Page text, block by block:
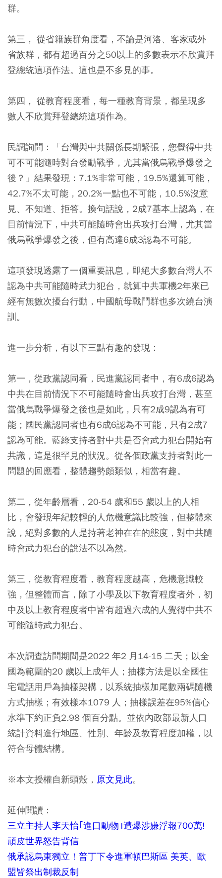
群。
第三， 從省籍族群角度看，不論是河洛、客家或外
省族群，都有超過百分之50以上的多數表示不欣賞拜
登總統這項作法。這也是不多見的事。
第四， 從教育程度看，每一種教育背景，都呈現多
數人不欣賞拜登總統這項作為。
民調詢問：「台灣與中共關係長期緊張，您覺得中共
可不可能隨時對台發動戰爭，尤其當俄烏戰爭爆發之
後？」結果發現：7.1%非常可能，19.5%還算可能，
42.7%不太可能，20.2%一點也不可能，10.5%沒意
見、不知道、拒答。換句話說，2成7基本上認為，在
目前情況下，中共可能隨時會出兵攻打台灣，尤其當
俄烏戰爭爆發之後，但有高達6成3認為不可能。
這項發現透露了一個重要訊息，即絕大多數台灣人不
認為中共可能隨時武力犯台，就算中共軍機2年來已
經有無數次擾台行動，中國航母戰鬥群也多次繞台演
訓。
進一步分析，有以下三點有趣的發現：
第一，從政黨認同看，民進黨認同者中，有6成6認為
中共在目前情況下不可能隨時會出兵攻打台灣，甚至
當俄烏戰爭爆發之後也是如此，只有2成9認為有可
能；國民黨認同者也有6成6認為不可能，只有2成7
認為可能。藍綠支持者對中共是否會武力犯台開始有
共識，這是很罕見的狀況。從各個政黨支持者對此一
問題的回應看，整體趨勢頗類似，相當有趣。
第二，從年齡層看，20-54 歲和55 歲以上的人相
比，會發現年紀較輕的人危機意識比較強，但整體來
說，絕對多數的人是持著老神在在的態度，對中共隨
時會武力犯台的說法不以為然。
第三，從教育程度看，教育程度越高，危機意識較
強，但整體而言，除了小學及以下教育程度者外，初
中及以上教育程度者中皆有超過六成的人覺得中共不
可能隨時武力犯台。
本次調查訪問期間是2022 年2 月14-15 二天；以全
國為範圍的20 歲以上成年人；抽樣方法是以全國住
宅電話用戶為抽樣架構，以系統抽樣加尾數兩碼隨機
方式抽樣；有效樣本1079 人；抽樣誤差在95%信心
水準下約正負2.98 個百分點。並依內政部最新人口
統計資料進行地區、性別、年齡及教育程度加權，以
符合母體結構。
※本文授權自新頭殼， 原文見此。
延伸閱讀：
三立主持人李天怡｢進口動物｣遭爆涉嫌浮報700萬!
頑皮世界怒告背信
俄承認烏東獨立！普丁下令進軍頓巴斯區 美英、歐
盟皆祭出制裁反制